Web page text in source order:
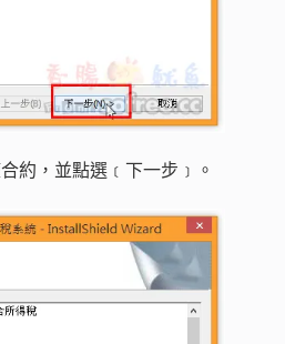
約，並點選﹝下一步﹞。